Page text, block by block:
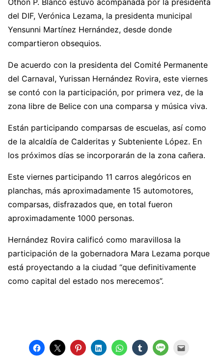
Othón P. Blanco estuvo acompañada por la presidenta
del DIF, Verónica Lezama, la presidenta municipal
Yensunni Martínez Hernández, desde donde
compartieron obsequios.
De acuerdo con la presidenta del Comité Permanente
del Carnaval, Yurissan Hernández Rovira, este viernes
se contó con la participación, por primera vez, de la
zona libre de Belice con una comparsa y música viva.
Están participando comparsas de escuelas, así como
de la alcaldía de Calderitas y Subteniente López. En
los próximos días se incorporarán de la zona cañera.
Este viernes participando 11 carros alegóricos en
planchas, más aproximadamente 15 automotores,
comparsas, disfrazados que, en total fueron
aproximadamente 1000 personas.
Hernández Rovira calificó como maravillosa la
participación de la gobernadora Mara Lezama porque
está proyectando a la ciudad “que definitivamente
como capital del estado nos merecemos”.